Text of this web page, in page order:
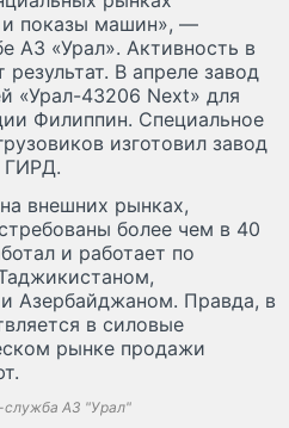
и показы машин», —
АЗ «Урал». Активность в
В апреле завод
«Урал-43206 Next» для
Филиппин. Специальное
изготовил завод
ГИРД.
внешних рынках,
более чем в 40
и работает по
Азербайджаном. Правда, в
в силовые
рынке продажи
служба АЗ "Урал"